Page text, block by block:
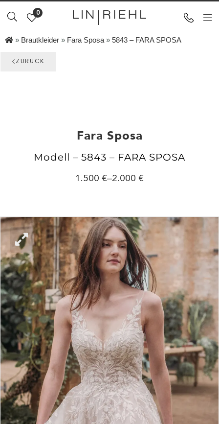
0
» Brautkleider » Fara Sposa » 5843 – FARA SPOSA
ZURÜCK
Fara Sposa
Modell – 5843 – FARA SPOSA
1.500 –2.000